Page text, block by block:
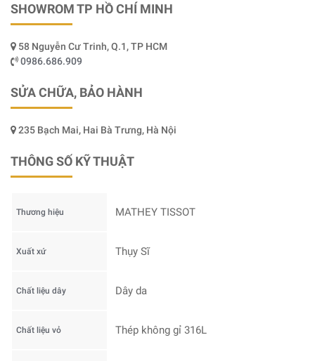
SHOWROM TP HỒ CHÍ MINH
58 Nguyễn Cư Trinh, Q.1, TP HCM
0986.686.909
SỬA CHỮA, BẢO HÀNH
235 Bạch Mai, Hai Bà Trưng, Hà Nội
THÔNG SỐ KỸ THUẬT
Thương hiệu MATHEY TISSOT
Xuất xứ Thụy Sĩ
Chất liệu dây Dây da
Chất liệu vỏ Thép không gỉ 316L